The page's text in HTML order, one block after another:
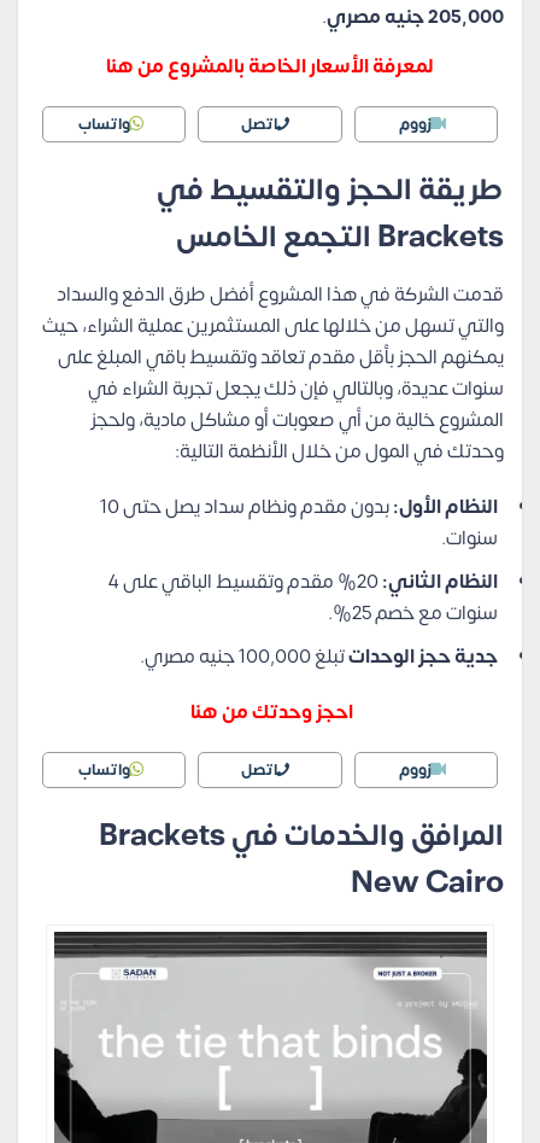
205,000 جنيه مصري
.
لمعرفة الأسعار الخاصة بالمشروع من هنا
زووم اتصل واتساب
طريقة الحجز والتقسيط في
Brackets التجمع الخامس
قدمت الشركة في هذا المشروع أفضل طرق الدفع والسداد
والتي تسهل من خلالها على المستثمرين عملية الشراء، حيث
يمكنهم الحجز بأقل مقدم تعاقد وتقسيط باقي المبلغ على
سنوات عديدة، وبالتالي فإن ذلك يجعل تجربة الشراء في
المشروع خالية من أي صعوبات أو مشاكل مادية، ولحجز
وحدتك في المول من خلال الأنظمة التالية:
النظام الأول:
بدون مقدم ونظام سداد يصل حتى 10
سنوات.
النظام الثاني:
20% مقدم وتقسيط الباقي على 4
سنوات مع خصم 25%.
جدية حجز الوحداتتبلغ 100,000 جنيه مصري.
احجز وحدتك من هنا
زووم اتصل واتساب
المرافق والخدمات في Brackets
New Cairo